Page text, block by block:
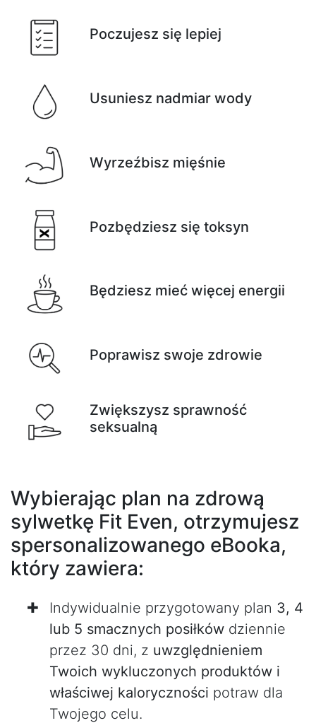
Poczujesz się lepiej
Usuniesz nadmiar wody
Wyrzeźbisz mięśnie
Pozbędziesz się toksyn
Będziesz mieć więcej energii
Poprawisz swoje zdrowie
Zwiększysz sprawność
seksualną
Wybierając plan na zdrową
sylwetkę Fit Even, otrzymujesz
spersonalizowanego eBooka,
który zawiera:
Indywidualnie przygotowany plan 3, 4
lub 5 smacznych posiłków dziennie
przez 30 dni, z uwzględnieniem
Twoich wykluczonych produktów i
właściwej kaloryczności potraw dla
Twojego celu.